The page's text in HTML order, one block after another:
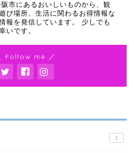
市にあるおいしいものから、観
び場所、生活に関わるお得情報な
報を発信しています。 少しでも
いです。
Follow me ／
1